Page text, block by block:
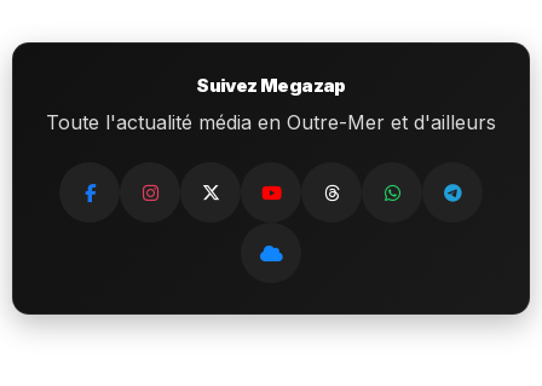
Suivez Megazap
Toute l'actualité média en Outre-Mer et d'ailleurs